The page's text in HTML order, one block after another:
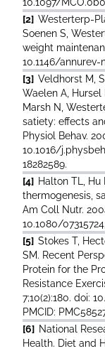
[2] Westerterp-
Soenen S,
weight
10.1146/annurev-
[3] Veldhorst M,
Waelen A, Hursel
Marsh N,
satiety: effects
Physiol Behav.
10.1016/
18282589.
[4] Halton TL,
thermogenesis,
Am Coll Nutr.
10.1080/
[5] Stokes T,
SM. Recent
Protein for the
Resistance
7;10(2):180. doi:
PMCID:
[6] National
Health. Diet and